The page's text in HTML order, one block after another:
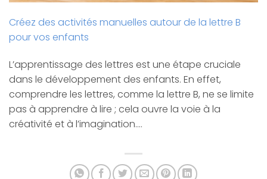
Créez des activités manuelles autour de la lettre B
pour vos enfants
L’apprentissage des lettres est une étape cruciale
dans le développement des enfants. En effet,
comprendre les lettres, comme la lettre B, ne se limite
pas à apprendre à lire ; cela ouvre la voie à la
créativité et à l’imagination.…